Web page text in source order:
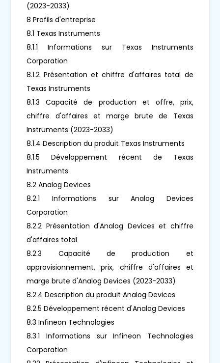
(2023-2033)
8 Profils d'entreprise
8.1 Texas Instruments
8.1.1 Informations sur Texas Instruments
Corporation
8.1.2 Présentation et chiffre d'affaires total de
Texas Instruments
8.1.3 Capacité de production et offre, prix,
chiffre d'affaires et marge brute de Texas
Instruments (2023-2033)
8.1.4 Description du produit Texas Instruments
8.1.5 Développement récent de Texas
Instruments
8.2 Analog Devices
8.2.1 Informations sur Analog Devices
Corporation
8.2.2 Présentation d'Analog Devices et chiffre
d'affaires total
8.2.3 Capacité de production et
approvisionnement, prix, chiffre d'affaires et
marge brute d'Analog Devices (2023-2033)
8.2.4 Description du produit Analog Devices
8.2.5 Développement récent d'Analog Devices
8.3 Infineon Technologies
8.3.1 Informations sur Infineon Technologies
Corporation